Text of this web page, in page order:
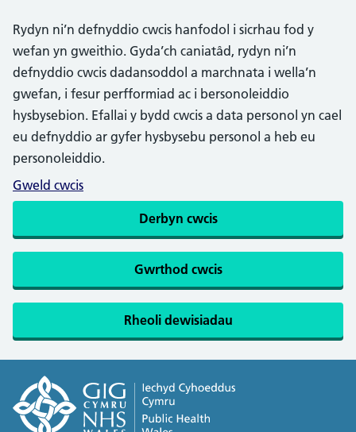
Rydyn ni’n defnyddio cwcis hanfodol i sicrhau fod y
wefan yn gweithio. Gyda’ch caniatâd, rydyn ni’n
defnyddio cwcis dadansoddol a marchnata i wella’n
gwefan, i fesur perfformiad ac i bersonoleiddio
hysbysebion. Efallai y bydd cwcis a data personol yn cael
eu defnyddio ar gyfer hysbysebu personol a heb eu
personoleiddio.
Gweld cwcis
Derbyn cwcis
Gwrthod cwcis
Rheoli dewisiadau